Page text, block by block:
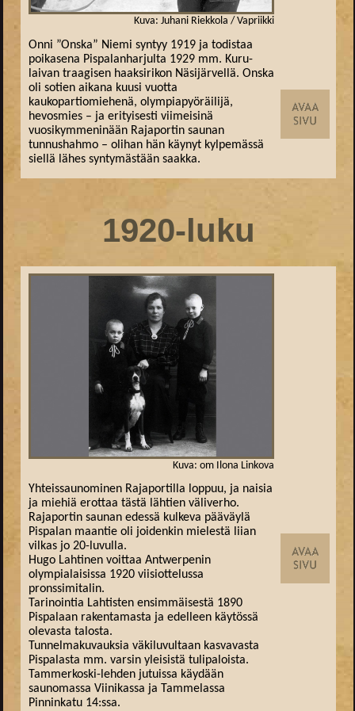
Kuva: Juhani Riekkola / Vapriikki
Onni ”Onska” Niemi syntyy 1919 ja todistaa
poikasena Pispalanharjulta 1929 mm. Kuru-
laivan traagisen haaksirikon Näsijärvellä. Onska
oli sotien aikana kuusi vuotta
kaukopartiomiehenä, olympiapyöräilijä,
hevosmies – ja erityisesti viimeisinä
vuosikymmeninään Rajaportin saunan
tunnushahmo – olihan hän käynyt kylpemässä
siellä lähes syntymästään saakka.
1920-luku
Kuva: om Ilona Linkova
Yhteissaunominen Rajaportilla loppuu, ja naisia
ja miehiä erottaa tästä lähtien väliverho.
Rajaportin saunan edessä kulkeva pääväylä
Pispalan maantie oli joidenkin mielestä liian
vilkas jo 20-luvulla.
Hugo Lahtinen voittaa Antwerpenin
olympialaisissa 1920 viisiottelussa
pronssimitalin.
Tarinointia Lahtisten ensimmäisestä 1890
Pispalaan rakentamasta ja edelleen käytössä
olevasta talosta.
Tunnelmakuvauksia väkiluvultaan kasvavasta
Pispalasta mm. varsin yleisistä tulipaloista.
Tammerkoski-lehden jutuissa käydään
saunomassa Viinikassa ja Tammelassa
Pinninkatu 14:ssa.